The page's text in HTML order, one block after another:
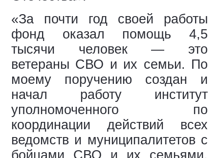
«За почти год своей работы
фонд оказал помощь 4,5
тысячи человек — это
ветераны СВО и их семьи. По
моему поручению создан и
начал работу институт
уполномоченного по
координации действий всех
ведомств и муниципалитетов с
бойцами СВО и их семьями.